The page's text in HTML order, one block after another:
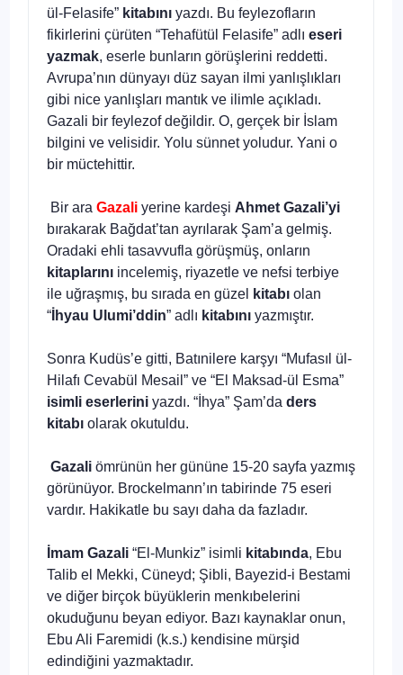
ül-Felasife” kitabını yazdı. Bu feylezofların
fikirlerini çürüten “Tehafütül Felasife” adlı eseri
yazmak, eserle bunların görüşlerini reddetti.
Avrupa’nın dünyayı düz sayan ilmi yanlışlıkları
gibi nice yanlışları mantık ve ilimle açıkladı.
Gazali bir feylezof değildir. O, gerçek bir İslam
bilgini ve velisidir. Yolu sünnet yoludur. Yani o
bir müctehittir.
Bir ara Gazali yerine kardeşi Ahmet Gazali’yi
bırakarak Bağdat’tan ayrılarak Şam’a gelmiş.
Oradaki ehli tasavvufla görüşmüş, onların
kitaplarını incelemiş, riyazetle ve nefsi terbiye
ile uğraşmış, bu sırada en güzel
kitabı olan
“ İhyau Ulumi’ddin” adlı kitabını yazmıştır.
Sonra Kudüs’e gitti, Batınilere karşyı “Mufasıl ül-
Hilafı Cevabül Mesail” ve “El Maksad-ül Esma”
isimli eserlerini yazdı. “İhya” Şam’da ders
kitabı olarak okutuldu.
Gazali ömrünün her gününe 15-20 sayfa yazmış
görünüyor. Brockelmann’ın tabirinde 75 eseri
vardır. Hakikatle bu sayı daha da fazladır.
İmam Gazali “El-Munkiz” isimli kitabında, Ebu
Talib el Mekki, Cüneyd; Şibli, Bayezid-i Bestami
ve diğer birçok büyüklerin menkıbelerini
okuduğunu beyan ediyor. Bazı kaynaklar onun,
Ebu Ali Faremidi (k.s.) kendisine mürşid
edindiğini yazmaktadır.